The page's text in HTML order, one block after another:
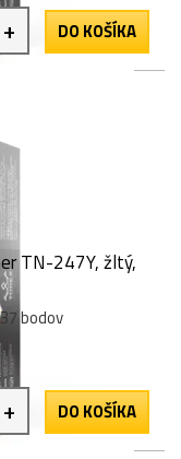
+ DO KOŠÍKA
TN-247Y, žltý,
bodov
+ DO KOŠÍKA